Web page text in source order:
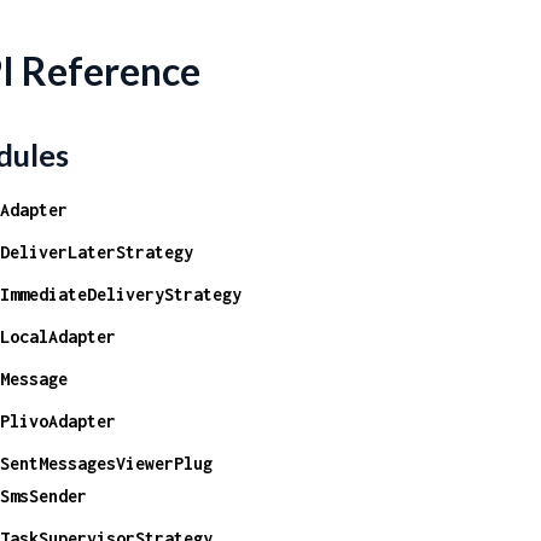
Reference